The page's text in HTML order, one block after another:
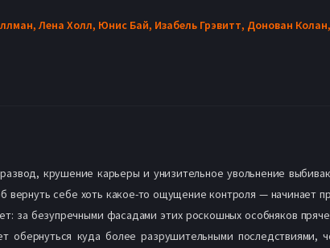
Лена Холл, Юнис Бай, Изабель Грэвитт, Донован Колан,
крушение карьеры и унизительное увольнение
себе хоть какое-то ощущение контроля — начинает
за безупречными фасадами этих роскошных особняков
куда более разрушительными последствиями,